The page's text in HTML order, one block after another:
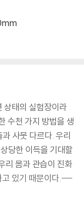
상태의 실험장이라
수천 가지 방법을 생
사뭇 다르다. 우리
당한 이득을 기대할
리 몸과 관습이 진화
고 있기 때문이다.---